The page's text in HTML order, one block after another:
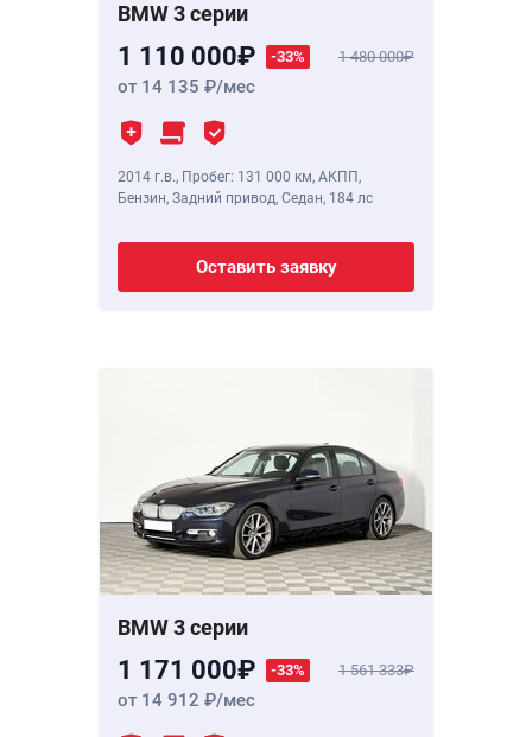
BMW 3 серии
1 110 000 -33% 1 480 000
от 14 135 /мес
2014 г.в., Пробег: 131 000 км, АКПП,
Бензин, Задний привод, Седан, 184 лс
Оставить заявку
BMW 3 серии
1 171 000 -33% 1 561 333
от 14 912 /мес